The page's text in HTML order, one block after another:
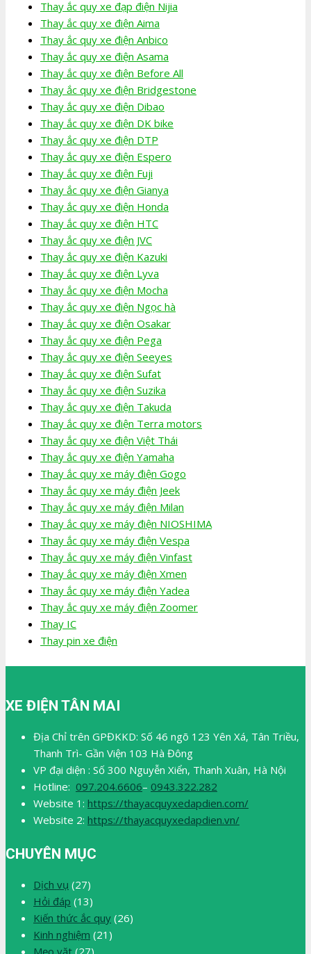
Thay ắc quy xe đạp điện Nijia
Thay ắc quy xe điện Aima
Thay ắc quy xe điện Anbico
Thay ắc quy xe điện Asama
Thay ắc quy xe điện Before All
Thay ắc quy xe điện Bridgestone
Thay ắc quy xe điện Dibao
Thay ắc quy xe điện DK bike
Thay ắc quy xe điện DTP
Thay ắc quy xe điện Espero
Thay ắc quy xe điện Fuji
Thay ắc quy xe điện Gianya
Thay ắc quy xe điện Honda
Thay ắc quy xe điện HTC
Thay ắc quy xe điện JVC
Thay ắc quy xe điện Kazuki
Thay ắc quy xe điện Lyva
Thay ắc quy xe điện Mocha
Thay ắc quy xe điện Ngọc hà
Thay ắc quy xe điện Osakar
Thay ắc quy xe điện Pega
Thay ắc quy xe điện Seeyes
Thay ắc quy xe điện Sufat
Thay ắc quy xe điện Suzika
Thay ắc quy xe điện Takuda
Thay ắc quy xe điện Terra motors
Thay ắc quy xe điện Việt Thái
Thay ắc quy xe điện Yamaha
Thay ắc quy xe máy điện Gogo
Thay ắc quy xe máy điện Jeek
Thay ắc quy xe máy điện Milan
Thay ắc quy xe máy điện NIOSHIMA
Thay ắc quy xe máy điện Vespa
Thay ắc quy xe máy điện Vinfast
Thay ắc quy xe máy điện Xmen
Thay ắc quy xe máy điện Yadea
Thay ắc quy xe máy điện Zoomer
Thay IC
Thay pin xe điện
XE ĐIỆN TÂN MAI
Địa Chỉ trên GPĐKKD: Số 46 ngõ 123 Yên Xá, Tân Triều,
Thanh Trì- Gần Viện 103 Hà Đông
VP đại diện : Số 300 Nguyễn Xiển, Thanh Xuân, Hà Nội
Hotline: 097.204.6606– 0943.322.282
Website 1: https://thayacquyxedapdien.com/
Website 2: https://thayacquyxedapdien.vn/
CHUYÊN MỤC
Dịch vụ (27)
Hỏi đáp (13)
Kiến thức ắc quy (26)
Kinh nghiệm (21)
Mẹo vặt (27)